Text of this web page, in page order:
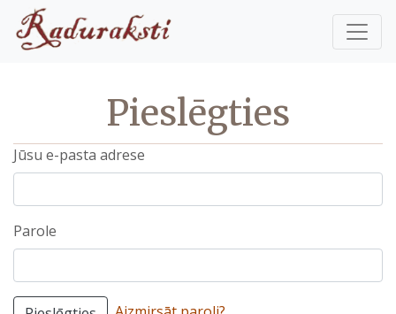
Pieslēgties
Jūsu e-pasta adrese
Parole